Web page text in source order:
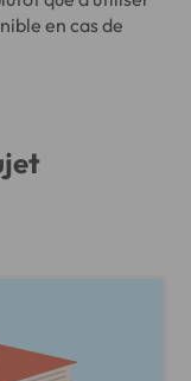
en cas de